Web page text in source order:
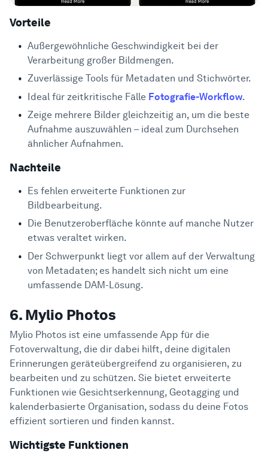
Vorteile
Außergewöhnliche Geschwindigkeit bei der
Verarbeitung großer Bildmengen.
Zuverlässige Tools für Metadaten und Stichwörter.
Ideal für zeitkritische Fälle Fotografie-Workflow.
Zeige mehrere Bilder gleichzeitig an, um die beste
Aufnahme auszuwählen – ideal zum Durchsehen
ähnlicher Aufnahmen.
Nachteile
Es fehlen erweiterte Funktionen zur
Bildbearbeitung.
Die Benutzeroberfläche könnte auf manche Nutzer
etwas veraltet wirken.
Der Schwerpunkt liegt vor allem auf der Verwaltung
von Metadaten; es handelt sich nicht um eine
umfassende DAM-Lösung.
6. Mylio Photos
Mylio Photos ist eine umfassende App für die
Fotoverwaltung, die dir dabei hilft, deine digitalen
Erinnerungen geräteübergreifend zu organisieren, zu
bearbeiten und zu schützen. Sie bietet erweiterte
Funktionen wie Gesichtserkennung, Geotagging und
kalenderbasierte Organisation, sodass du deine Fotos
effizient sortieren und finden kannst.
Wichtigste Funktionen